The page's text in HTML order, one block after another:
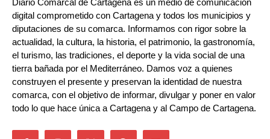
Diario Comarcal de Cartagena es un medio de comunicación
digital comprometido con Cartagena y todos los municipios y
diputaciones de su comarca. Informamos con rigor sobre la
actualidad, la cultura, la historia, el patrimonio, la gastronomía,
el turismo, las tradiciones, el deporte y la vida social de una
tierra bañada por el Mediterráneo. Damos voz a quienes
construyen el presente y preservan la identidad de nuestra
comarca, con el objetivo de informar, divulgar y poner en valor
todo lo que hace única a Cartagena y al Campo de Cartagena.